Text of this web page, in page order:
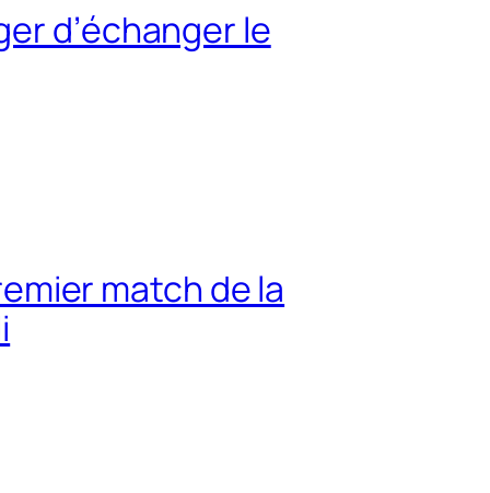
d’échanger le
match de la